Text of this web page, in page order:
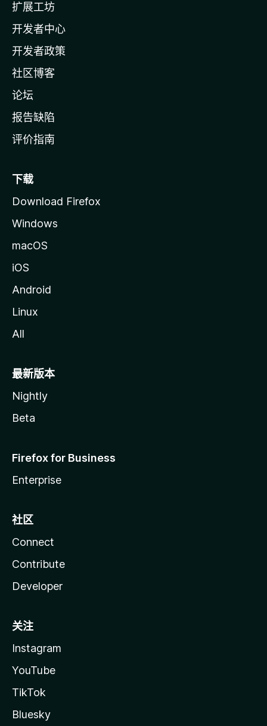
a
主
页
扩展工坊
开发者中心
开发者政策
社区博客
论坛
报告缺陷
评价指南
下载
Download Firefox
Windows
macOS
iOS
Android
Linux
All
最新版本
Nightly
Beta
Firefox for Business
Enterprise
社区
Connect
Contribute
Developer
关注
Instagram
YouTube
TikTok
Bluesky